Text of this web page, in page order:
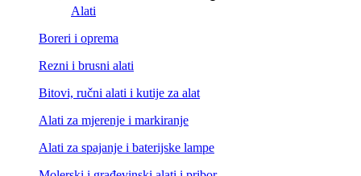
Alati
Boreri i oprema
Rezni i brusni alati
Bitovi, ručni alati i kutije za alat
Alati za mjerenje i markiranje
Alati za spajanje i baterijske lampe